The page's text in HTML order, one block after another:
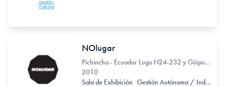
NOlugar
Pichincha - Ecuador Lugo N24-232 y Güipuzcoa
2010
Sala de Exhibición Gestión Autónoma / Independiente